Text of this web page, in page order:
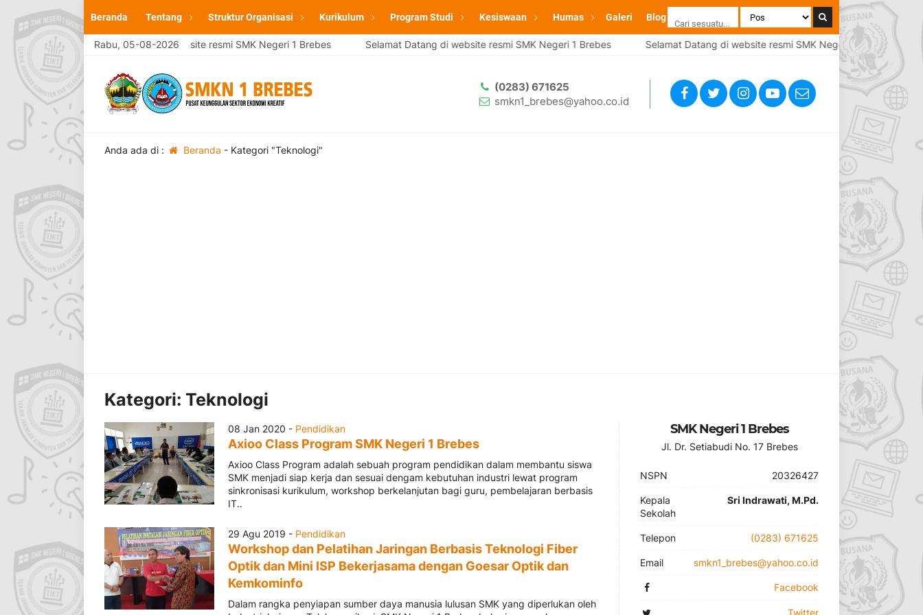
Beranda Tentang Struktur Organisasi Kurikulum Program Studi Kesiswaan Humas Galeri Blog
Rabu, 05-08-2026
Selamat Datang di website resmi SMK Negeri 1 Brebes Selamat Datang di website resmi SMK Negeri 1 Brebes Selamat Datang di website resmi SMK Negeri 1 Brebes
(0283) 671625
smkn1_brebes@yahoo.co.id
Anda ada di : Beranda - Kategori "Teknologi"
Kategori: Teknologi
08 Jan 2020 - Pendidikan
Axioo Class Program SMK Negeri 1 Brebes
Axioo Class Program adalah sebuah program pendidikan dalam membantu siswa
SMK menjadi siap kerja dan sesuai dengam kebutuhan industri lewat program
sinkronisasi kurikulum, workshop berkelanjutan bagi guru, pembelajaran berbasis
IT..
29 Agu 2019 - Pendidikan
Workshop dan Pelatihan Jaringan Berbasis Teknologi Fiber
Optik dan Mini ISP Bekerjasama dengan Goesar Optik dan
Kemkominfo
Dalam rangka penyiapan sumber daya manusia lulusan SMK yang diperlukan oleh
SMK Negeri 1 Brebes
Jl. Dr. Setiabudi No. 17 Brebes
NSPN 20326427
Kepala
Sekolah
Sri Indrawati, M.Pd.
Telepon (0283) 671625
Email smkn1_brebes@yahoo.co.id
Facebook
Twitter